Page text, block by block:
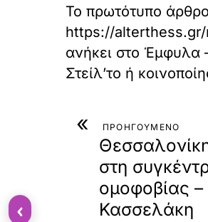
Το πρωτότυπο άρθρο
https://
ανήκει στο Έμφυλα
« ΠΡΟΗΓΟΥΜΕΝΟ
στη
ομοφοβίας –
Κασσελάκη
‹